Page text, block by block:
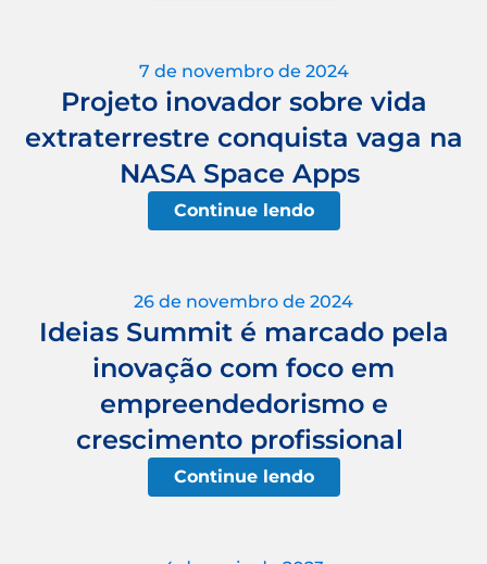
7 de novembro de 2024
Projeto inovador sobre vida
extraterrestre conquista vaga na
NASA Space Apps
Continue lendo
26 de novembro de 2024
Ideias Summit é marcado pela
inovação com foco em
empreendedorismo e
crescimento profissional
Continue lendo